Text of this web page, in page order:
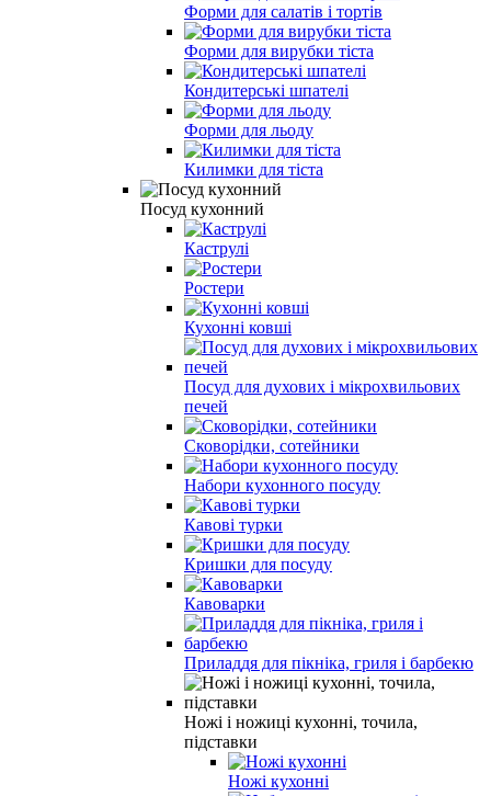
Форми для салатів і тортів
Форми для вирубки тіста
Кондитерські шпателі
Форми для льоду
Килимки для тіста
Посуд кухонний
Каструлі
Ростери
Кухонні ковші
Посуд для духових і мікрохвильових
печей
Сковорідки, сотейники
Набори кухонного посуду
Кавові турки
Кришки для посуду
Кавоварки
Приладдя для пікніка, гриля і барбекю
Ножі і ножиці кухонні, точила,
підставки
Ножі кухонні